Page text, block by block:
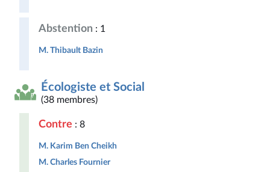
Abstention : 1
M. Thibault Bazin
Écologiste et Social
(38 membres)
Contre : 8
M. Karim Ben Cheikh
M. Charles Fournier